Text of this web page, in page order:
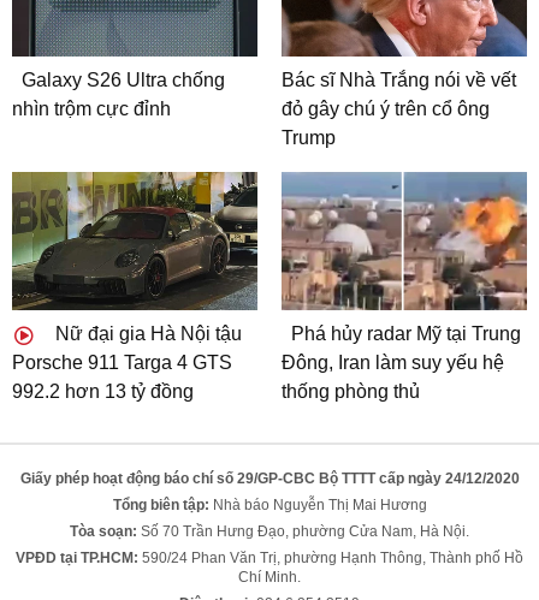
Galaxy S26 Ultra chống
nhìn trộm cực đỉnh
Bác sĩ Nhà Trắng nói về vết
đỏ gây chú ý trên cổ ông
Trump
Nữ đại gia Hà Nội tậu
Porsche 911 Targa 4 GTS
992.2 hơn 13 tỷ đồng
Phá hủy radar Mỹ tại Trung
Đông, Iran làm suy yếu hệ
thống phòng thủ
Giấy phép hoạt động báo chí số 29/GP-CBC Bộ TTTT cấp ngày 24/12/2020
Tổng biên tập: Nhà báo Nguyễn Thị Mai Hương
Tòa soạn: Số 70 Trần Hưng Đạo, phường Cửa Nam, Hà Nội.
VPĐD tại TP.HCM: 590/24 Phan Văn Trị, phường Hạnh Thông, Thành phố Hồ
Chí Minh.